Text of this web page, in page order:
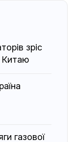
зріс
Китаю
газової